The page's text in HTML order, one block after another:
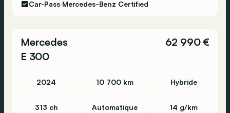
Car-Pass Mercedes-Benz Certified
Mercedes
E 300
62 990 €
2024 10 700 km Hybride
313 ch Automatique 14 g/km